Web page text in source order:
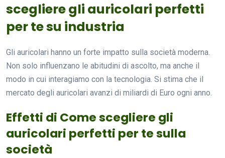
scegliere gli auricolari perfetti
per te su industria
Gli auricolari hanno un forte impatto sulla società moderna.
Non solo influenzano le abitudini di ascolto, ma anche il
modo in cui interagiamo con la tecnologia. Si stima che il
mercato degli auricolari avanzi di miliardi di Euro ogni anno.
Effetti di Come scegliere gli
auricolari perfetti per te sulla
società